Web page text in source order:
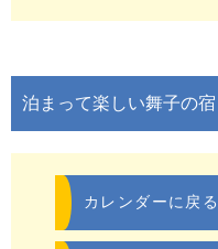
泊まって楽しい舞子の宿
カレンダーに戻る